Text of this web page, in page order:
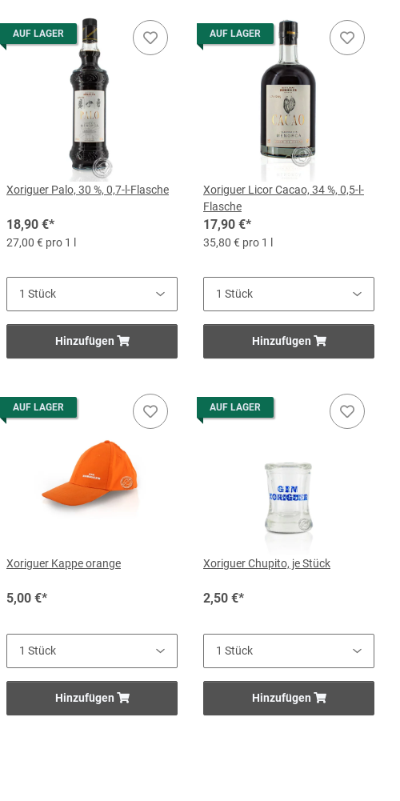
AUF LAGER
Xoriguer Palo, 30 %, 0,7-l-Flasche
18,90 €*
27,00 € pro 1 l
Hinzufügen
AUF LAGER
Xoriguer Licor Cacao, 34 %, 0,5-l-
Flasche
17,90 €*
35,80 € pro 1 l
Hinzufügen
AUF LAGER
Xoriguer Kappe orange
5,00 €*
Hinzufügen
AUF LAGER
Xoriguer Chupito, je Stück
2,50 €*
Hinzufügen